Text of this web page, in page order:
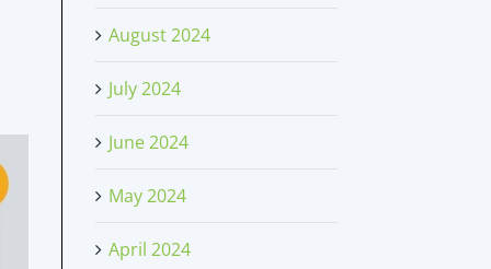
August 2024
July 2024
June 2024
May 2024
April 2024